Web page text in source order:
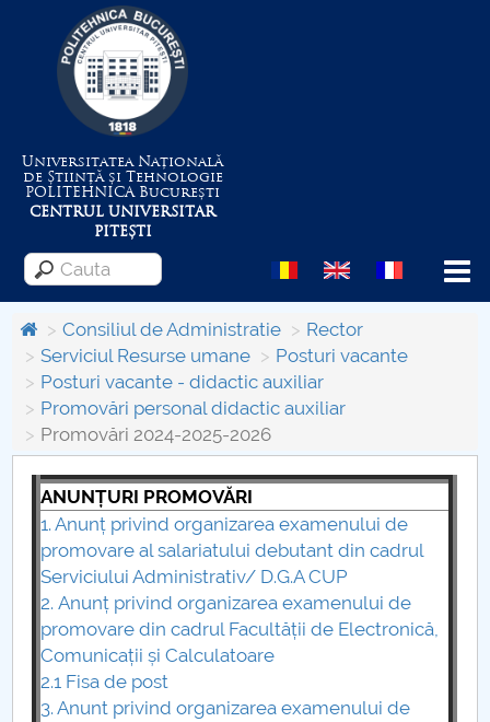
Universitatea Națională
de Știință și Tehnologie
POLITEHNICABucurești
CENTRUL UNIVERSITAR
PITEȘTI
Menu
Despre Universitate
Centrul de Management al Proiectelor
Consiliul de Administratie
Nr. de telefon si adrese Facultăți
Admitere
Români de pretutindeni - ADMITERE
Senat
Consiliul de Administratie
Rector
Serviciul Resurse umane
Posturi vacante
Posturi vacante - didactic auxiliar
Promovări personal didactic auxiliar
Promovări 2024-2025-2026
ANUNȚURI PROMOVĂRI
1. Anunț privind organizarea examenului de
promovare al salariatului debutant din cadrul
Serviciului Administrativ/ D.G.A CUP
2.Anunț privind organizarea examenului de
promovare dincadrul Facultății de Electronică,
Comunicații și Calculatoare
2.1 Fisa de post
3. Anunt privind organizarea examenului de